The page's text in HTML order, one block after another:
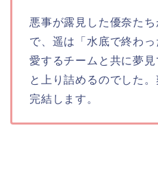
悪事が露見した優奈た
で、遥は「水底で終わっ
愛するチームと共に夢
と上り詰めるのでした
完結します。